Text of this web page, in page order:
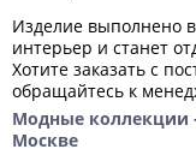
Изделие выполнено
интерьер и станет
Хотите заказать с
обращайтесь к
Модные коллекции
Москве